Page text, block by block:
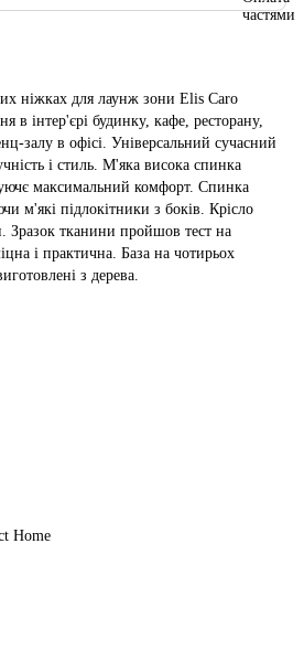
ніжках для лаунж зони Elis Caro
в інтер'єрі будинку, кафе, ресторану,
залу в офісі. Універсальний сучасний
і стиль. М'яка висока спинка
максимальний комфорт. Спинка
м'які підлокітники з боків. Крісло
Зразок тканини пройшов тест на
і практична. База на чотирьох
з дерева.
Home